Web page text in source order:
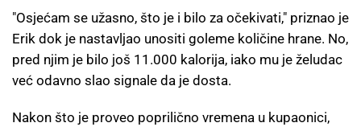
"Osjećam se užasno, što je i bilo za očekivati," priznao je
Erik dok je nastavljao unositi goleme količine hrane. No,
pred njim je bilo još 11.000 kalorija, iako mu je želudac
već odavno slao signale da je dosta.
Nakon što je proveo poprilično vremena u kupaonici,